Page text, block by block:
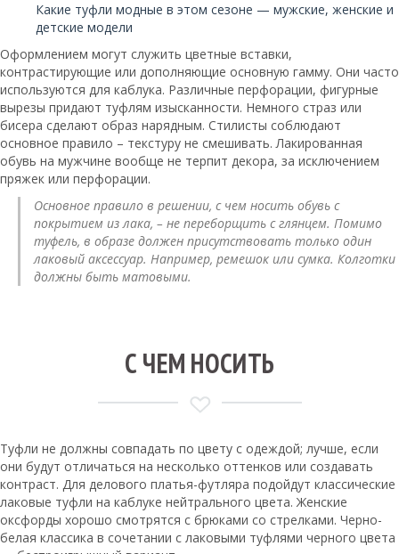
Какие туфли модные в этом сезоне — мужские, женские и
детские модели
Оформлением могут служить цветные вставки,
контрастирующие или дополняющие основную гамму. Они часто
используются для каблука. Различные перфорации, фигурные
вырезы придают туфлям изысканности. Немного страз или
бисера сделают образ нарядным. Стилисты соблюдают
основное правило – текстуру не смешивать. Лакированная
обувь на мужчине вообще не терпит декора, за исключением
пряжек или перфорации.
Основное правило в решении, с чем носить обувь с
покрытием из лака, – не переборщить с глянцем. Помимо
туфель, в образе должен присутствовать только один
лаковый аксессуар. Например, ремешок или сумка. Колготки
должны быть матовыми.
С ЧЕМ НОСИТЬ
Туфли не должны совпадать по цвету с одеждой; лучше, если
они будут отличаться на несколько оттенков или создавать
контраст. Для делового платья-футляра подойдут классические
лаковые туфли на каблуке нейтрального цвета. Женские
оксфорды хорошо смотрятся с брюками со стрелками. Черно-
белая классика в сочетании с лаковыми туфлями черного цвета